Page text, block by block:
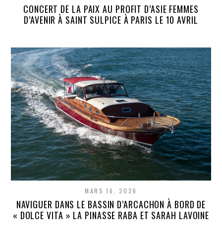
CONCERT DE LA PAIX AU PROFIT D’ASIE FEMMES
D’AVENIR À SAINT SULPICE À PARIS LE 10 AVRIL
MARS 16, 2026
NAVIGUER DANS LE BASSIN D’ARCACHON À BORD DE
« DOLCE VITA » LA PINASSE RABA ET SARAH LAVOINE